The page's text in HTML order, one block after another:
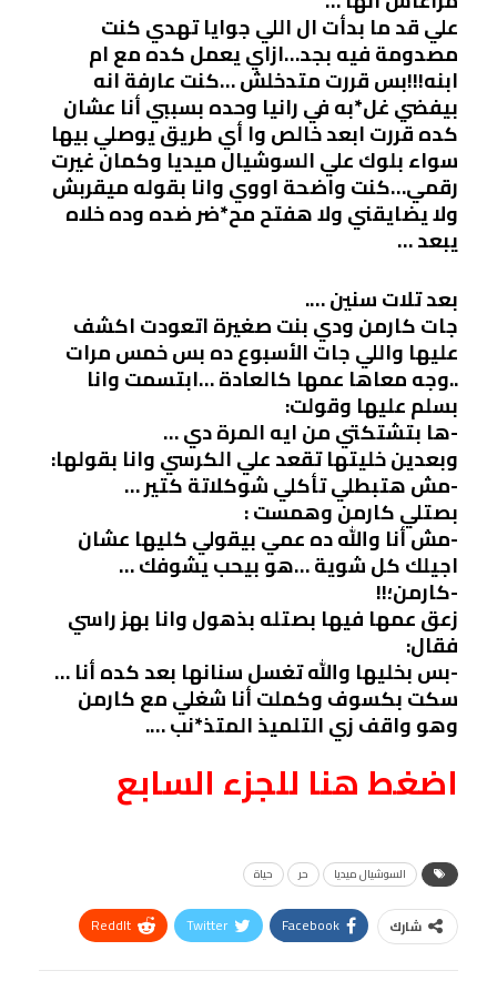
علي قد ما بدأت ال اللي جوايا تهدي كنت
مصدومة فيه بجد…ازاي يعمل كده مع ام
ابنه!!!بس قررت متدخلش …كنت عارفة انه
بيفضي غل*به في رانيا وحده بسببي أنا عشان
كده قررت ابعد خالص وا أي طريق يوصلي بيها
سواء بلوك علي السوشيال ميديا وكمان غيرت
رقمي…كنت واضحة اووي وانا بقوله ميقربش
ولا يضايقني ولا هفتح مح*ضر ضده وده خلاه
يبعد …
بعد تلات سنين ….
جات كارمن ودي بنت صغيرة اتعودت اكشف
عليها واللي جات الأسبوع ده بس خمس مرات
..وجه معاها عمها كالعادة …ابتسمت وانا
بسلم عليها وقولت:
-ها بتشتكتي من ايه المرة دي …
وبعدين خليتها تقعد علي الكرسي وانا بقولها:
-مش هتبطلي تأكلي شوكلاتة كتير …
بصتلي كارمن وهمست :
-مش أنا والله ده عمي بيقولي كليها عشان
اجيلك كل شوية …هو بيحب يشوفك …
-كارمن؛!!
زعق عمها فيها بصتله بذهول وانا بهز راسي
فقال:
-بس بخليها والله تغسل سنانها بعد كده أنا …
سكت بكسوف وكملت أنا شغلي مع كارمن
وهو واقف زي التلميذ المتذ*نب ….
اضغط هنا للجزء السابع
السوشيال ميديا حر حياة
شارك Facebook
Twitter
ReddIt